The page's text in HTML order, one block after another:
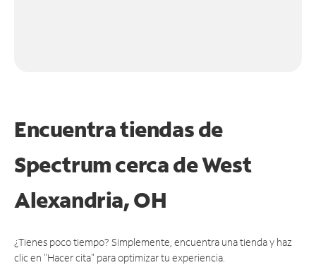
Encuentra tiendas de
Spectrum cerca deWest
Alexandria, OH
¿Tienes poco tiempo? Simplemente, encuentra una tienda y haz
clic en "Hacer cita" para optimizar tu experiencia.